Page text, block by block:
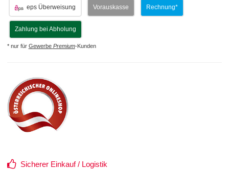
eps Überweisung Vorauskasse Rechnung*
Zahlung bei Abholung
* nur für Gewerbe Premium-Kunden
Sicherer Einkauf / Logistik